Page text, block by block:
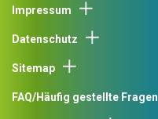
Impressum
Datenschutz
Sitemap
FAQ/Häufig gestellte Fragen